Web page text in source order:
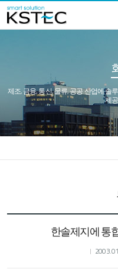
제조, 금융, 통신, 물류, 공공 산업에 솔
제
한솔제지에 통